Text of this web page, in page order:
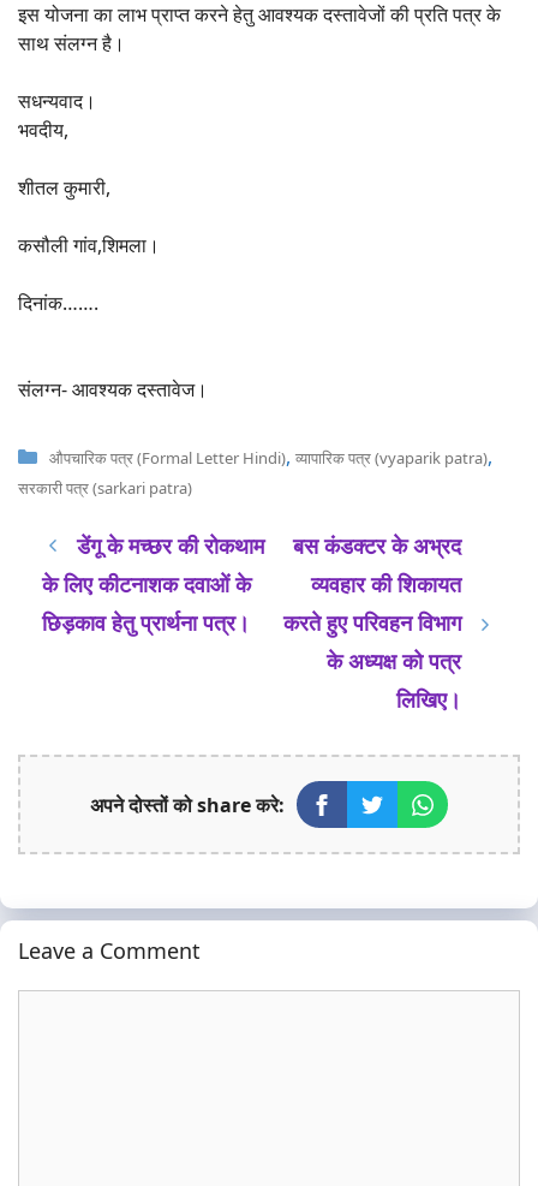
इस योजना का लाभ प्राप्त करने हेतु आवश्यक दस्तावेजों की प्रति पत्र के
साथ संलग्न है।
सधन्यवाद।
भवदीय,
शीतल कुमारी,
कसौली गांव,शिमला।
दिनांक…….
संलग्न- आवश्यक दस्तावेज।
Categories
औपचारिक पत्र (Formal Letter Hindi), व्यापारिक पत्र (vyaparik patra),
सरकारी पत्र (sarkari patra)
डेंगू के मच्छर की रोकथाम
के लिए कीटनाशक दवाओं के
छिड़काव हेतु प्रार्थना पत्र।
बस कंडक्टर के अभ्रद
व्यवहार की शिकायत
करते हुए परिवहन विभाग
के अध्यक्ष को पत्र
लिखिए।
अपने दोस्तों को share करे:
Leave a Comment